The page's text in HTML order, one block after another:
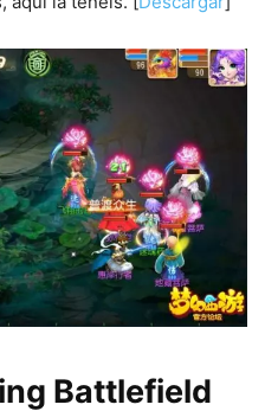
Battlefield